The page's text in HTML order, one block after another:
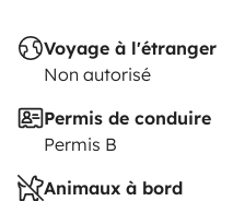
Voyage à l'étranger
Non autorisé
Permis de conduire
Permis B
Animaux à bord